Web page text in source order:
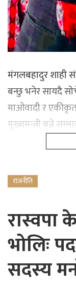
मंगलबहादुर शाही
बन्छु भनेर सायदै
माओवादी र
मुख्यमन्त्री बन्ने
राजनीति
रास्वपा
भोलिः
सदस्य